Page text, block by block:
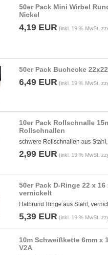
50er Pack Mini Wirbel
Nickel
4,19 EUR (inkl. 19 % MwSt.
50er Pack Buchecke
6,49 EUR (inkl. 19 % MwSt.
10er Pack Rollschnalle
Rollschnallen
schwere Rollschnallen aus
2,99 EUR (inkl. 19 % MwSt.
50er Pack D-Ringe 22 x
vernickelt
Halbrund Ringe aus Stahl,
5,39 EUR (inkl. 19 % MwSt.
10m Schweißkette 6mm x
V2A